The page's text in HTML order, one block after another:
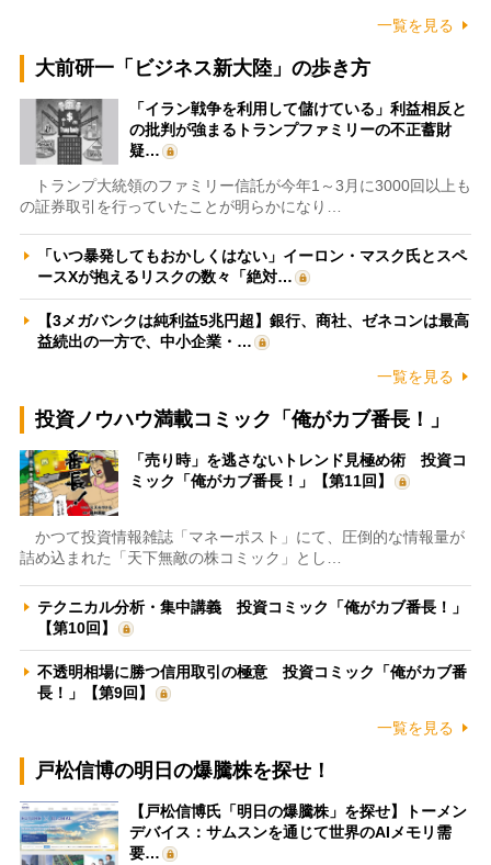
一覧を見る
大前研一「ビジネス新大陸」の歩き方
「イラン戦争を利用して儲けている」利益相反と
の批判が強まるトランプファミリーの不正蓄財
疑…
トランプ大統領のファミリー信託が今年1～3月に3000回以上も
の証券取引を行っていたことが明らかになり…
「いつ暴発してもおかしくはない」イーロン・マスク氏とスペ
ースXが抱えるリスクの数々「絶対…
【3メガバンクは純利益5兆円超】銀行、商社、ゼネコンは最高
益続出の一方で、中小企業・…
一覧を見る
投資ノウハウ満載コミック「俺がカブ番長！」
「売り時」を逃さないトレンド見極め術 投資コ
ミック「俺がカブ番長！」【第11回】
かつて投資情報雑誌「マネーポスト」にて、圧倒的な情報量が
詰め込まれた「天下無敵の株コミック」とし…
テクニカル分析・集中講義 投資コミック「俺がカブ番長！」
【第10回】
不透明相場に勝つ信用取引の極意 投資コミック「俺がカブ番
長！」【第9回】
一覧を見る
戸松信博の明日の爆騰株を探せ！
【戸松信博氏「明日の爆騰株」を探せ】トーメン
デバイス：サムスンを通じて世界のAIメモリ需
要…